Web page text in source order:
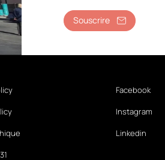
Souscrire
Facebook
Instagram
Linkedin